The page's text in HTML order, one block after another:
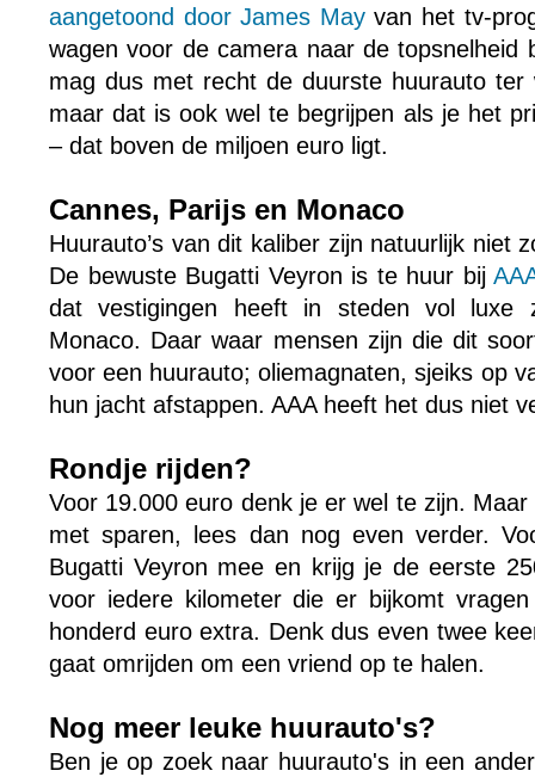
aangetoond door James Mayvan het tv-
wagen voor de camera naar de topsnelheid
mag dus met recht de duurste huurauto ter
maar dat is ook wel te begrijpen als je het
– dat boven de miljoen euro ligt.
Cannes, Parijs en Monaco
Huurauto’s van dit kaliber zijn natuurlijk niet
De bewuste Bugatti Veyron is te huur bij
dat vestigingen heeft in steden vol luxe
Monaco. Daar waar mensen zijn die dit
voor een huurauto; oliemagnaten, sjeiks op
hun jacht afstappen. AAA heeft het dus niet
Rondje rijden?
Voor 19.000 euro denk je er wel te zijn.
met sparen, lees dan nog even verder.
Bugatti Veyron mee en krijg je de eerste
voor iedere kilometer die er bijkomt
honderd euro extra. Denk dus even twee
gaat omrijden om een vriend op te halen.
Nog meer leuke huurauto's?
Ben je op zoek naar huurauto's in een